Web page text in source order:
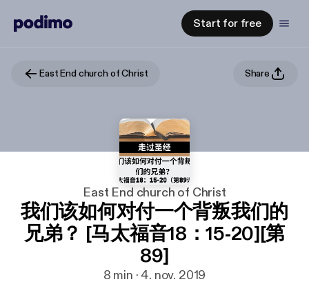
Start for free
East End church of Christ Share
East End church of Christ
我们该如何对付一个背叛我们的
兄弟？ [马太福音18：15-20][第
89]
8 min · 4. nov. 2019